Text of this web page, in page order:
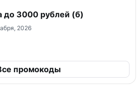
до 3000 рублей (б)
2026
промокоды